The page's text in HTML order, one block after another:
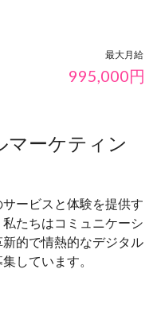
最大月給
995,000円
マーケティン
ービスと体験を提供す
たちはコミュニケーシ
的で情熱的なデジタル
しています。